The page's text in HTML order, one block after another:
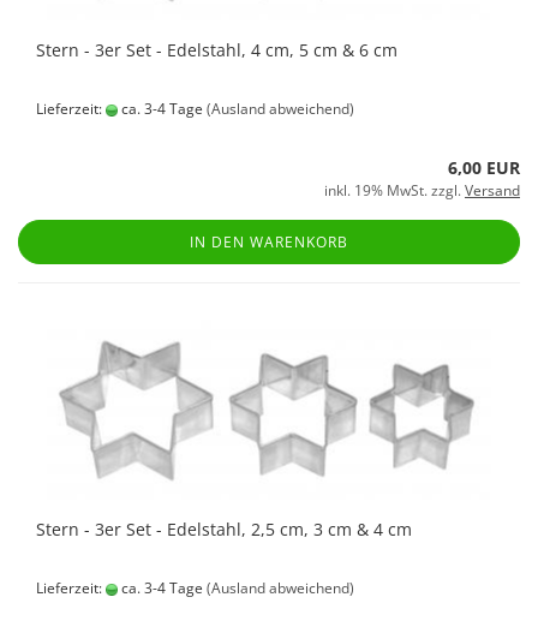
Stern - 3er Set - Edelstahl, 4 cm, 5 cm & 6 cm
Lieferzeit: ca. 3-4 Tage (Ausland abweichend)
6,00 EUR
inkl. 19% MwSt. zzgl.Versand
IN DEN WARENKORB
Stern - 3er Set - Edelstahl, 2,5 cm, 3 cm & 4 cm
Lieferzeit: ca. 3-4 Tage (Ausland abweichend)